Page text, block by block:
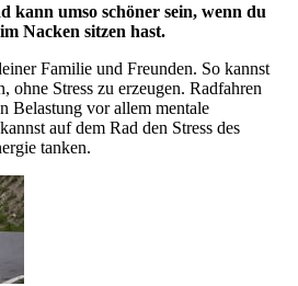
kann umso schöner sein, wenn du
Nacken sitzen hast.
Familie und Freunden. So kannst
ohne Stress zu erzeugen. Radfahren
Belastung vor allem mentale
auf dem Rad den Stress des
tanken.